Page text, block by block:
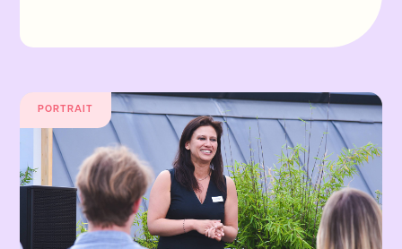
PORTRAIT